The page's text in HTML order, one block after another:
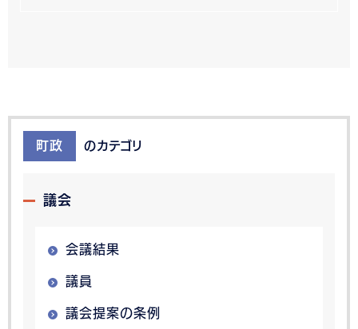
町政 のカテゴリ
議会
会議結果
議員
議会提案の条例